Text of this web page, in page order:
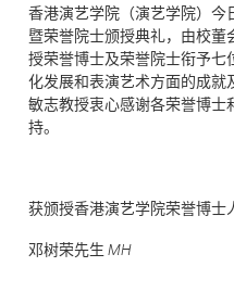
香港演艺学院（演艺学院）
暨荣誉院士颁授典礼，由校董
授荣誉博士及荣誉院士衔予
化发展和表演艺术方面的成
敏志教授衷心感谢各荣誉博士
持。
获颁授香港演艺学院荣誉博士
邓树荣先生 MH